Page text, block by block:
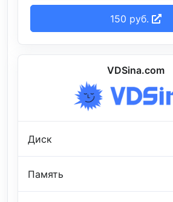
150 руб.
VDSina.com
Диск
Память